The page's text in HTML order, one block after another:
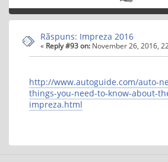
Rãspuns: Impreza 2016
« Reply #93 on: November 26, 2016,
http://www.autoguide.com/auto-
things-you-need-to-know-about-
impreza.html